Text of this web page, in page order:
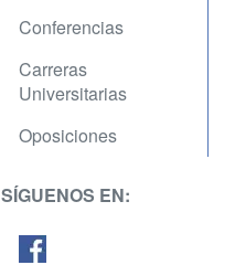
Conferencias
Carreras
Universitarias
Oposiciones
SÍGUENOS EN: